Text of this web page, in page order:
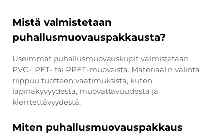
Mistä valmistetaan
puhallusmuovauspakkausta?
Useimmat puhallusmuovauskupit valmistetaan
PVC-, PET- tai RPET-muoveista. Materiaalin valinta
riippuu tuotteen vaatimuksista, kuten
läpinäkyvyydestä, muovattavuudesta ja
kierrtettävyydestä.
Miten puhallusmuovauspakkaus